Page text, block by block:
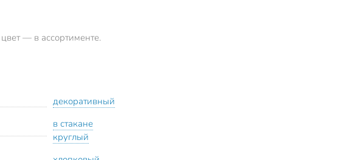
— в ассортименте.
декоративный
в стакане
круглый